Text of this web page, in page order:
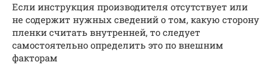
Если инструкция производителя отсутствует или
не содержит нужных сведений о том, какую сторону
пленки считать внутренней, то следует
самостоятельно определить это по внешним
факторам